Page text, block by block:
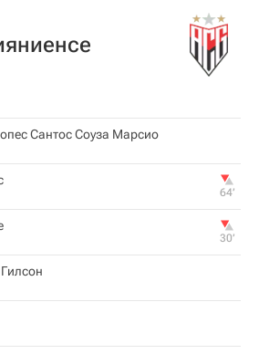
Сантос Соуза Марсио
64‎’‎
30‎’‎